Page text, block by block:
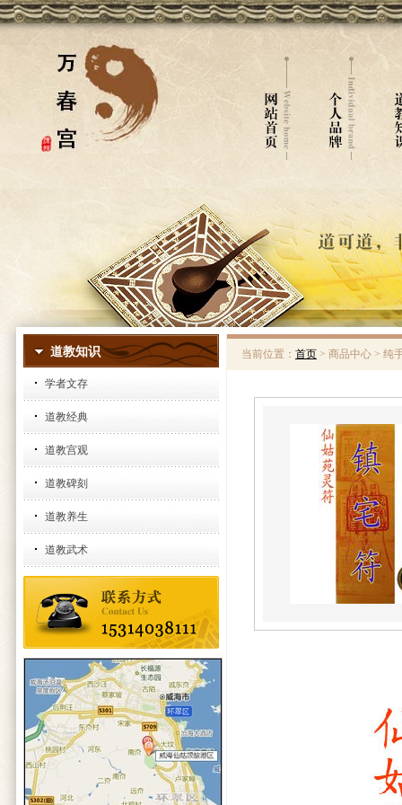
道教知识
学者文存
道教经典
道教宫观
道教碑刻
道教养生
道教武术
当前位置： 首页 > 商品中心 > 纯